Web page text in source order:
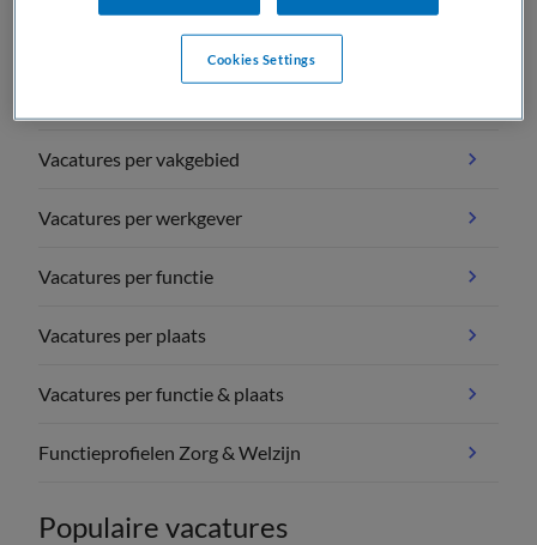
Vacatures per vakgebied
Vacatures per werkgever
Vacatures per functie
Vacatures per plaats
Vacatures per functie & plaats
Functieprofielen Zorg & Welzijn
Populaire vacatures
Cookies Settings